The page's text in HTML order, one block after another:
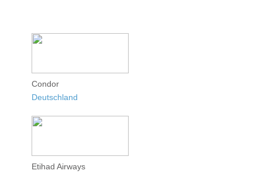
Condor
Deutschland
Etihad Airways